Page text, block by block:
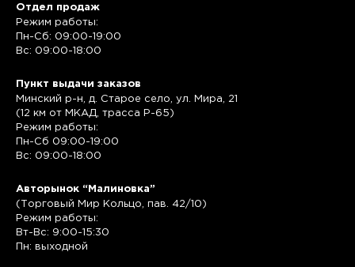
Отдел продаж
Режим работы:
Пн-Сб: 09:00-19:00
Вс: 09:00-18:00
Пункт выдачи заказов
Минский р-н, д. Старое село, ул. Мира, 21
(12 км от МКАД, трасса P-65)
Режим работы:
Пн-Сб 09:00-19:00
Вс: 09:00-18:00
Авторынок “Малиновка”
(Торговый Мир Кольцо, пав. 42/10)
Режим работы:
Вт-Вс: 9:00-15:30
Пн: выходной